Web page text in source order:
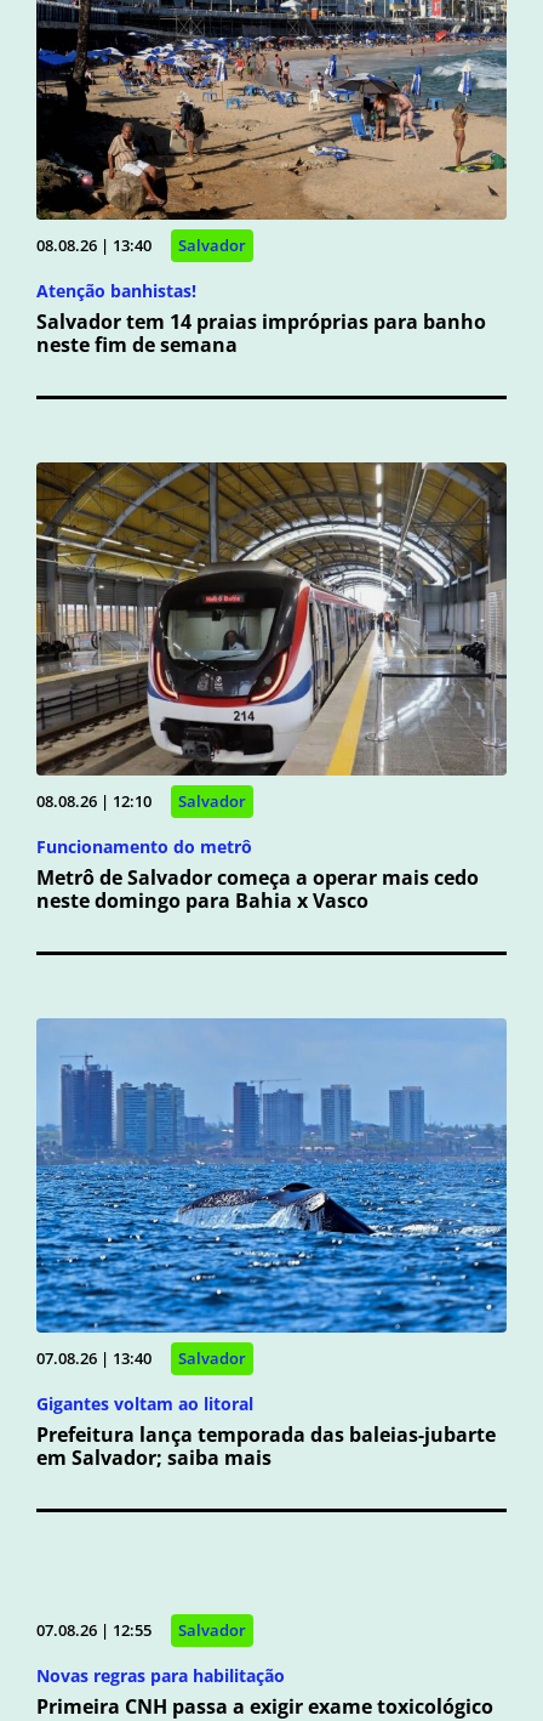
08.08.26 | 13:40 Salvador
Atenção banhistas!
Salvador tem 14 praias impróprias para banho
neste fim de semana
08.08.26 | 12:10 Salvador
Funcionamento do metrô
Metrô de Salvador começa a operar mais cedo
neste domingo para Bahia x Vasco
07.08.26 | 13:40 Salvador
Gigantes voltam ao litoral
Prefeitura lança temporada das baleias-jubarte
em Salvador; saiba mais
07.08.26 | 12:55 Salvador
Novas regras para habilitação
Primeira CNH passa a exigir exame toxicológico